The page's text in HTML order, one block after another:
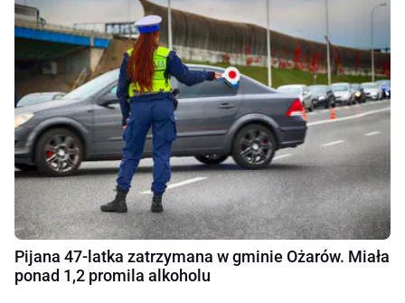
Pijana 47-latka zatrzymana w gminie Ożarów. Miała
ponad 1,2 promila alkoholu